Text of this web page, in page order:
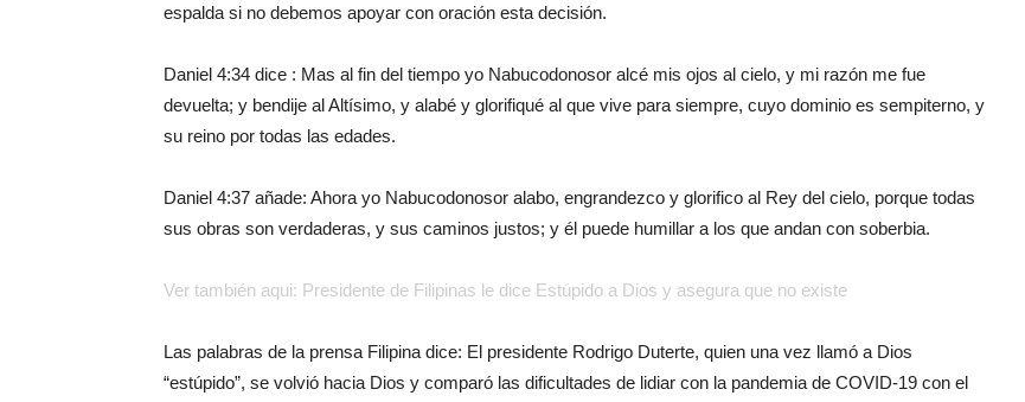
espalda si no debemos apoyar con oración esta decisión.
Daniel 4:34 dice : Mas al fin del tiempo yo Nabucodonosor alcé mis ojos al cielo, y mi razón me fue
devuelta; y bendije al Altísimo, y alabé y glorifiqué al que vive para siempre, cuyo dominio es sempiterno, y
su reino por todas las edades.
Daniel 4:37 añade: Ahora yo Nabucodonosor alabo, engrandezco y glorifico al Rey del cielo, porque todas
sus obras son verdaderas, y sus caminos justos; y él puede humillar a los que andan con soberbia.
Ver también aqui: Presidente de Filipinas le dice Estúpido a Dios y asegura que no existe
Las palabras de la prensa Filipina dice: El presidente Rodrigo Duterte, quien una vez llamó a Dios
“estúpido”, se volvió hacia Dios y comparó las dificultades de lidiar con la pandemia de COVID-19 con el